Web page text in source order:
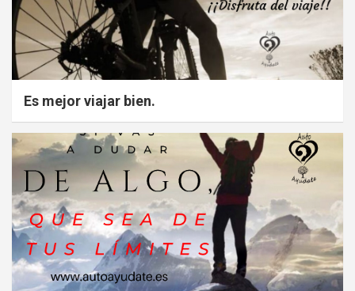
Es mejor viajar bien.